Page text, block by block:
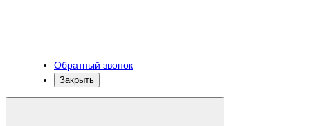
Обратный звонок
Закрыть